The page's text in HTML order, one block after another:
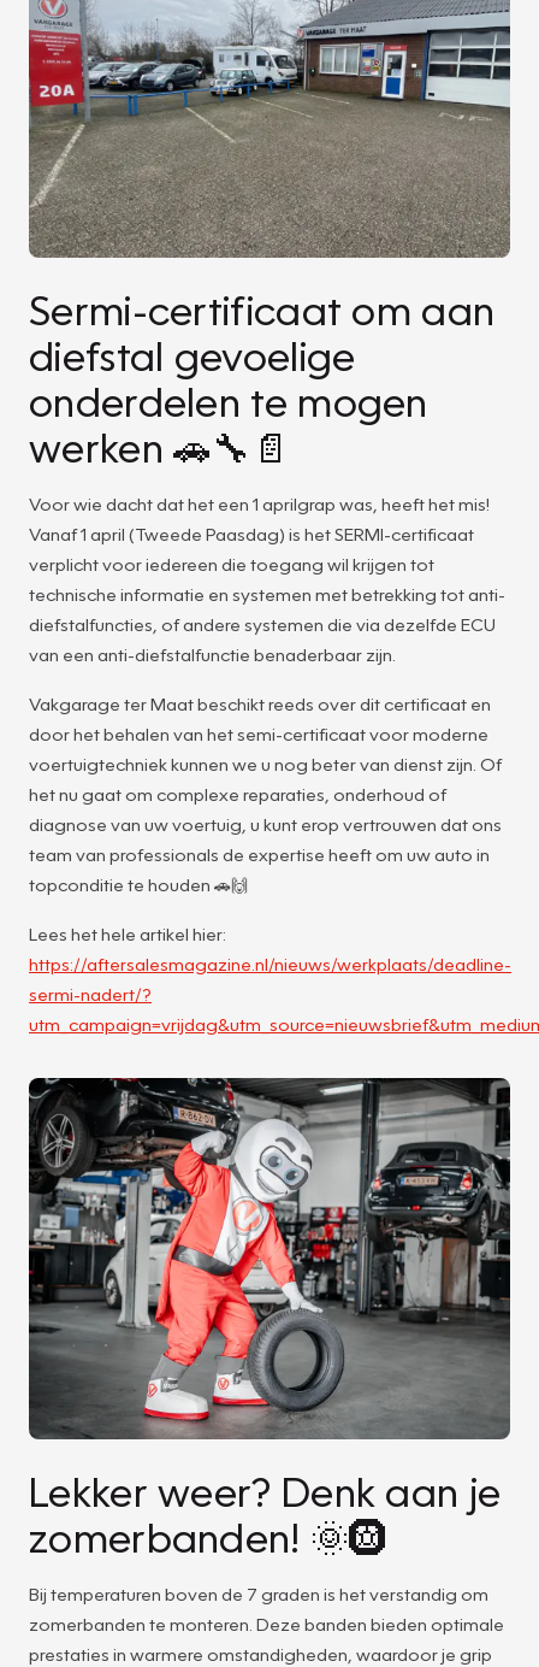
Sermi-certificaat om aan
diefstal gevoelige
onderdelen te mogen
werken 🚗🔧📄
Voor wie dacht dat het een 1 aprilgrap was, heeft het mis!
Vanaf 1 april (Tweede Paasdag) is het SERMI-certificaat
verplicht voor iedereen die toegang wil krijgen tot
technische informatie en systemen met betrekking tot anti-
diefstalfuncties, of andere systemen die via dezelfde ECU
van een anti-diefstalfunctie benaderbaar zijn.
Vakgarage ter Maat beschikt reeds over dit certificaat en
door het behalen van het semi-certificaat voor moderne
voertuigtechniek kunnen we u nog beter van dienst zijn. Of
het nu gaat om complexe reparaties, onderhoud of
diagnose van uw voertuig, u kunt erop vertrouwen dat ons
team van professionals de expertise heeft om uw auto in
topconditie te houden 🚗🙌
Lees het hele artikel hier:
https://aftersalesmagazine.nl/nieuws/werkplaats/deadline-
sermi-nadert/?
Lekker weer? Denk aan je
zomerbanden! 🌞🛞
Bij temperaturen boven de 7 graden is het verstandig om
zomerbanden te monteren. Deze banden bieden optimale
prestaties in warmere omstandigheden, waardoor je grip